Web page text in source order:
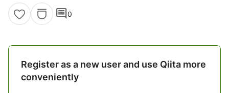
comment0
Register as a new user and use Qiita more
conveniently